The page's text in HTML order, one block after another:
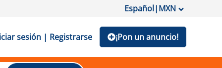
Español|MXN
sesión | Registrarse ¡Pon un anuncio!